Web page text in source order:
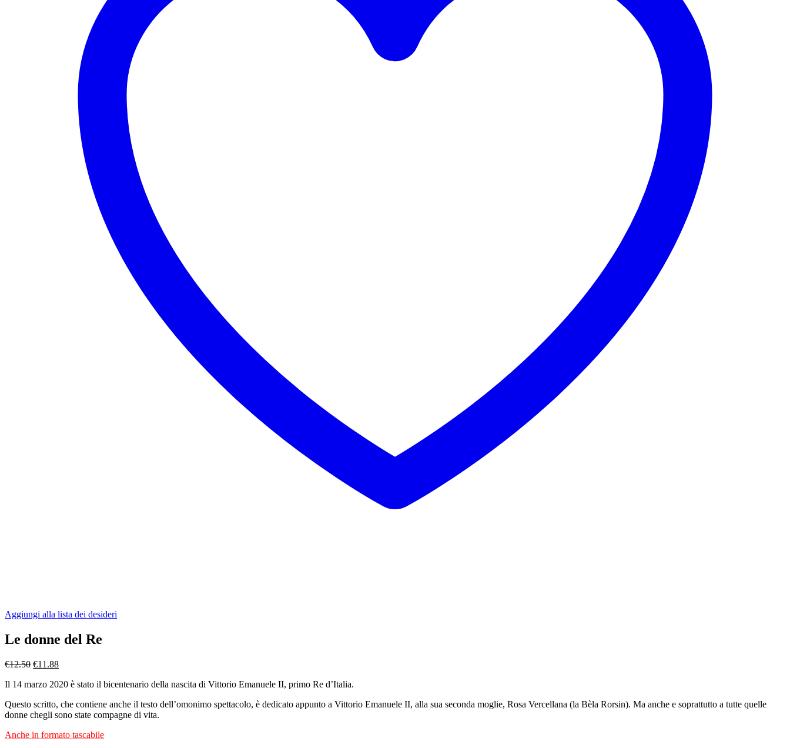
Aggiungi alla lista dei desideri
Le donne del Re
€12.50 €11.88
Il 14 marzo 2020 è stato il bicentenario della nascita di Vittorio Emanuele II, primo Re d’Italia.
Questo scritto, che contiene anche il testo dell’omonimo spettacolo, è dedicato appunto a Vittorio Emanuele II, alla sua seconda moglie, Rosa Vercellana (la Bèla Rorsin). Ma anche e soprattutto a tutte quelle
donne chegli sono state compagne di vita.
Anche in formato tascabile